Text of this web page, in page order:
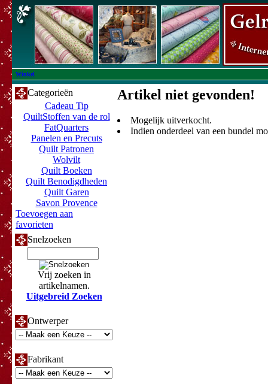
Winkel
Categorieën
Cadeau Tip
QuiltStoffen van de rol
FatQuarters
Panelen en Precuts
Quilt Patronen
Wolvilt
Quilt Boeken
Quilt Benodigdheden
Quilt Garen
Savon Provence
Toevoegen aan
favorieten
Snelzoeken
Vrij zoeken in
artikelnamen.
Uitgebreid Zoeken
Ontwerper
Fabrikant
Artikel niet gevonden!
Mogelijk uitverkocht.
Indien onderdeel van een bundel